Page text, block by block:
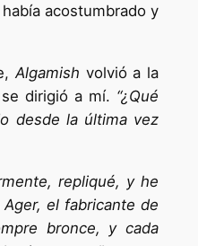
acostumbrado y
Algamish volvió a la
dirigió a mí. “¿Qué
desde la última vez
repliqué, y he
el fabricante de
bronce, y cada